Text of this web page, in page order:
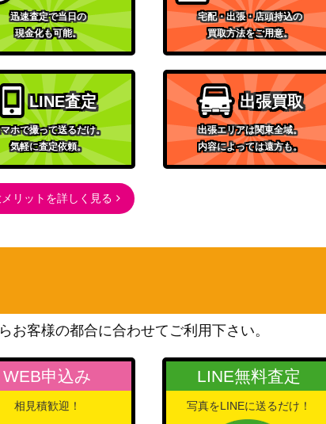
イドルフェスティバル2）
ブシロード
（アイドルマスター シンデ
レラガールズ Next
Twinkle!）
ブシロード
（ラブライブ！スクールア
イドルフェスティバル2）
26,000
（「ご注文はうさぎです
か？」10th Anniversary）
ブシロード
（映画クレヨンしんちゃ
1,000
迅速査定で当日の
現金化も可能。
宅配・出張・店頭持込の
買取方法をご用意。
LINE査定
ホで撮って送るだけ。
気軽に査定依頼。
出張買取
出張エリアは関東全域。
内容によっては遠方も。
リットを詳しく見る
お客様の都合に合わせてご利用下さい。
WEB申込み
相見積歓迎！
LINE無料査定
写真をLINEに送るだけ！